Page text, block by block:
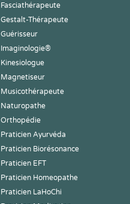
Fasciathérapeute
Gestalt-Thérapeute
Guérisseur
Imaginologie®
Kinesiologue
Magnetiseur
Musicothérapeute
Naturopathe
Orthopédie
Praticien Ayurvéda
Praticien Biorésonance
Praticien EFT
Praticien Homeopathe
Praticien LaHoChi